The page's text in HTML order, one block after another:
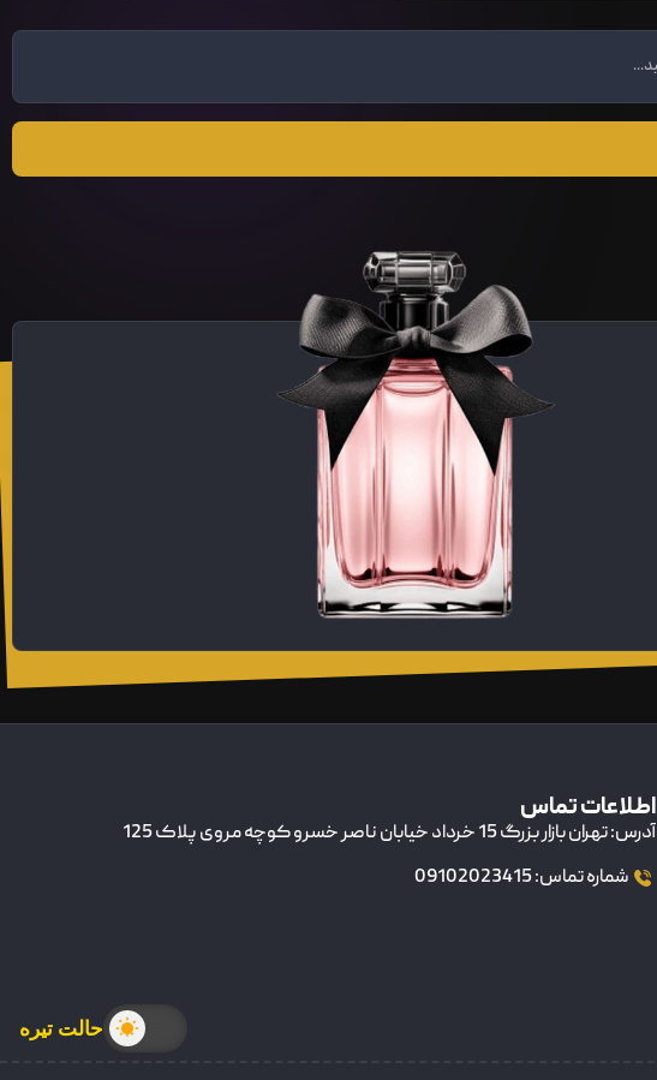
حالت تیره
اطلاعات تماس
آدرس: تهران بازار بزرگ 15 خرداد خیابان ناصر خسرو کوچه مروی پلاک 125
شماره تماس: 09102023415